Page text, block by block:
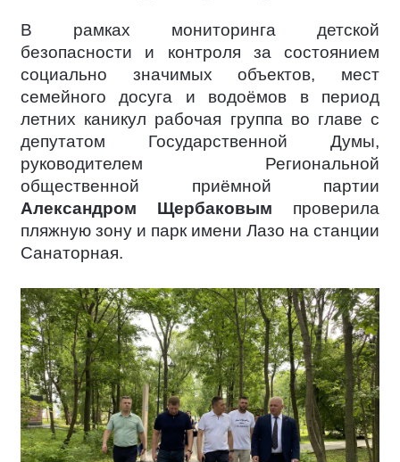
В рамках мониторинга детской
безопасности и контроля за состоянием
социально значимых объектов, мест
семейного досуга и водоёмов в период
летних каникул рабочая группа во главе с
депутатом Государственной Думы,
руководителем Региональной
общественной приёмной партии
Александром Щербаковым проверила
пляжную зону и парк имени Лазо на станции
Санаторная.